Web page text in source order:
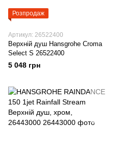
Розпродаж
Артикул: 26522400
Верхній душ Hansgrohe Croma
Select S 26522400
5 048 грн